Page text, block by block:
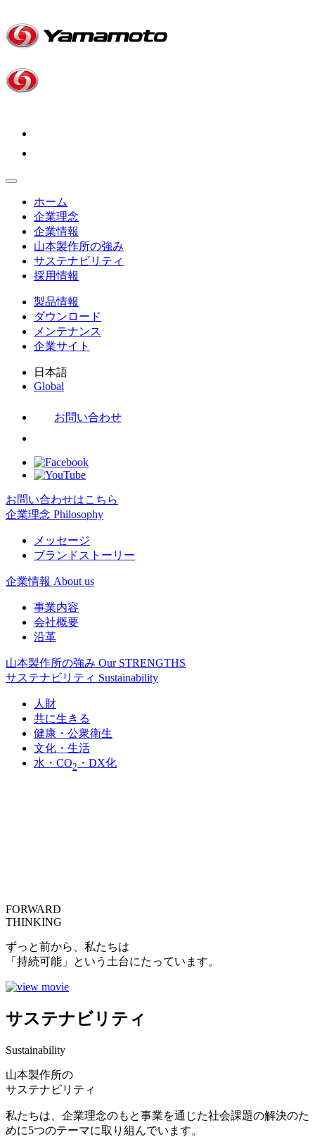
ホーム
企業理念
企業情報
山本製作所の強み
サステナビリティ
採用情報
製品情報
ダウンロード
メンテナンス
企業サイト
日本語
Global
お問い合わせ
お問い合わせはこちら
企業理念 Philosophy
メッセージ
ブランドストーリー
企業情報 About us
事業内容
会社概要
沿革
山本製作所の強み Our STRENGTHS
サステナビリティ Sustainability
人財
共に生きる
健康・公衆衛生
文化・生活
水・CO2 ・DX化
FORWARD
THINKING
ずっと前から、私たちは
「持続可能」という土台にたっています。
サステナビリティ
Sustainability
山本製作所の
サステナビリティ
私たちは、企業理念のもと事業を通じた社会課題の解決のた
めに5つのテーマに取り組んでいます。